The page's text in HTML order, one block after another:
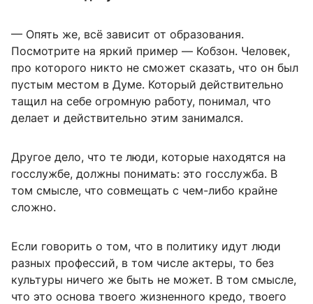
— Опять же, всё зависит от образования.
Посмотрите на яркий пример — Кобзон. Человек,
про которого никто не сможет сказать, что он был
пустым местом в Думе. Который действительно
тащил на себе огромную работу, понимал, что
делает и действительно этим занимался.
Другое дело, что те люди, которые находятся на
госслужбе, должны понимать: это госслужба. В
том смысле, что совмещать с чем-либо крайне
сложно.
Если говорить о том, что в политику идут люди
разных профессий, в том числе актеры, то без
культуры ничего же быть не может. В том смысле,
что это основа твоего жизненного кредо, твоего